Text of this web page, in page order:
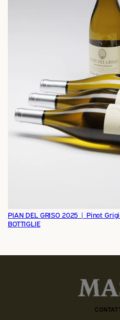
PIAN DEL GRISO 2025 | Pinot
BOTTIGLIE